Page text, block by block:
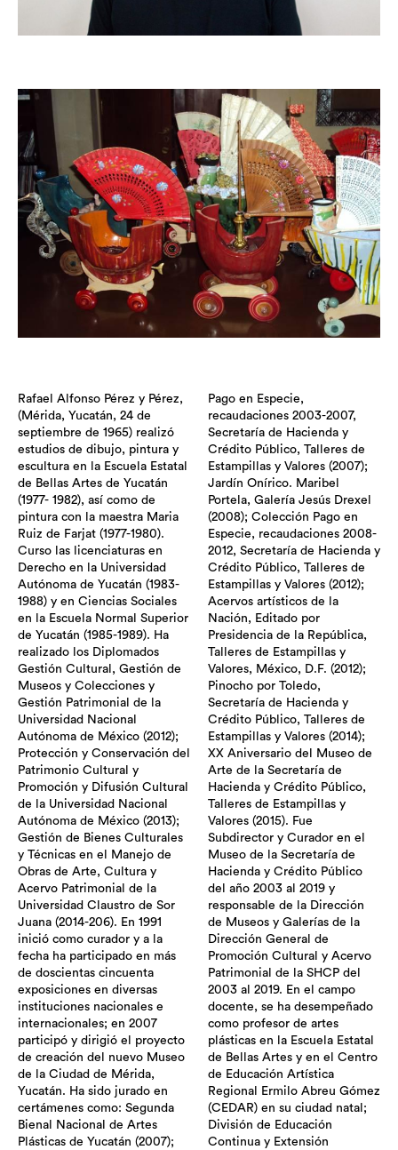
Rafael Alfonso Pérez y Pérez,
(Mérida, Yucatán, 24 de
septiembre de 1965) realizó
estudios de dibujo, pintura y
escultura en la Escuela Estatal
de Bellas Artes de Yucatán
(1977- 1982), así como de
pintura con la maestra Maria
Ruiz de Farjat (1977-1980).
Curso las licenciaturas en
Derecho en la Universidad
Autónoma de Yucatán (1983-
1988) y en Ciencias Sociales
en la Escuela Normal Superior
de Yucatán (1985-1989). Ha
realizado los Diplomados
Gestión Cultural, Gestión de
Museos y Colecciones y
Gestión Patrimonial de la
Universidad Nacional
Autónoma de México (2012);
Protección y Conservación del
Patrimonio Cultural y
Promoción y Difusión Cultural
de la Universidad Nacional
Autónoma de México (2013);
Gestión de Bienes Culturales
y Técnicas en el Manejo de
Obras de Arte, Cultura y
Acervo Patrimonial de la
Universidad Claustro de Sor
Juana (2014-206). En 1991
inició como curador y a la
fecha ha participado en más
de doscientas cincuenta
exposiciones en diversas
instituciones nacionales e
internacionales; en 2007
participó y dirigió el proyecto
de creación del nuevo Museo
de la Ciudad de Mérida,
Yucatán. Ha sido jurado en
certámenes como: Segunda
Bienal Nacional de Artes
Plásticas de Yucatán (2007);
Pago en Especie,
recaudaciones 2003-2007,
Secretaría de Hacienda y
Crédito Público, Talleres de
Estampillas y Valores (2007);
Jardín Onírico. Maribel
Portela, Galería Jesús Drexel
(2008); Colección Pago en
Especie, recaudaciones 2008-
2012, Secretaría de Hacienda y
Crédito Público, Talleres de
Estampillas y Valores (2012);
Acervos artísticos de la
Nación, Editado por
Presidencia de la República,
Talleres de Estampillas y
Valores, México, D.F. (2012);
Pinocho por Toledo,
Secretaría de Hacienda y
Crédito Público, Talleres de
Estampillas y Valores (2014);
XX Aniversario del Museo de
Arte de la Secretaría de
Hacienda y Crédito Público,
Talleres de Estampillas y
Valores (2015). Fue
Subdirector y Curador en el
Museo de la Secretaría de
Hacienda y Crédito Público
del año 2003 al 2019 y
responsable de la Dirección
de Museos y Galerías de la
Dirección General de
Promoción Cultural y Acervo
Patrimonial de la SHCP del
2003 al 2019. En el campo
docente, se ha desempeñado
como profesor de artes
plásticas en la Escuela Estatal
de Bellas Artes y en el Centro
de Educación Artística
Regional Ermilo Abreu Gómez
(CEDAR) en su ciudad natal;
División de Educación
Continua y Extensión